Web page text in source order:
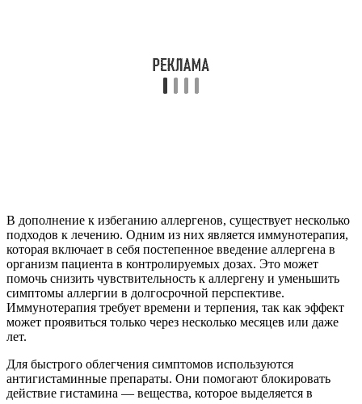
В дополнение к избеганию аллергенов, существует несколько
подходов к лечению. Одним из них является иммунотерапия,
которая включает в себя постепенное введение аллергена в
организм пациента в контролируемых дозах. Это может
помочь снизить чувствительность к аллергену и уменьшить
симптомы аллергии в долгосрочной перспективе.
Иммунотерапия требует времени и терпения, так как эффект
может проявиться только через несколько месяцев или даже
лет.
Для быстрого облегчения симптомов используются
антигистаминные препараты. Они помогают блокировать
действие гистамина — вещества, которое выделяется в